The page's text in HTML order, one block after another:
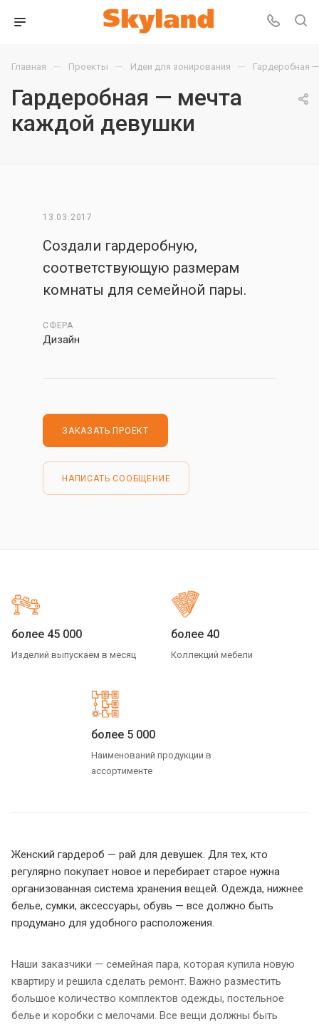
Главная — Проекты — Идеи для зонирования — Гардеробная
Гардеробная — мечта
каждой девушки
13.03.2017
Создали гардеробную,
соответствующую размерам
комнаты для семейной пары.
СФЕРА
Дизайн
ЗАКАЗАТЬ ПРОЕКТ
НАПИСАТЬ СООБЩЕНИЕ
более 45 000
Изделий выпускаем в месяц
более 40
Коллекций мебели
более 5 000
Наименований продукции в
ассортименте
Женский гардероб — рай для девушек. Для тех, кто
регулярно покупает новое и перебирает старое нужна
организованная система хранения вещей. Одежда, нижнее
белье, сумки, аксессуары, обувь — все должно быть
продумано для удобного расположения.
Наши заказчики — семейная пара, которая купила новую
квартиру и решила сделать ремонт. Важно разместить
большое количество комплектов одежды, постельное
белье и коробки с мелочами. Все вещи должны быть